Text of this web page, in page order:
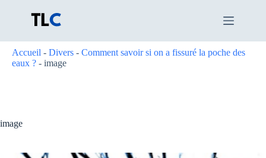
Accueil - Divers - Comment savoir si on a fissuré la poche des
eaux ? - image
image